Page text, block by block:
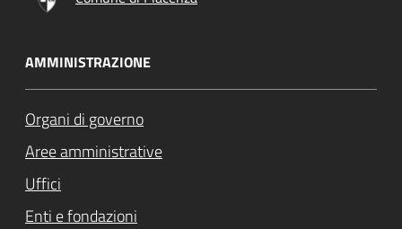
AMMINISTRAZIONE
Organi di governo
Aree amministrative
Uffici
Enti e fondazioni